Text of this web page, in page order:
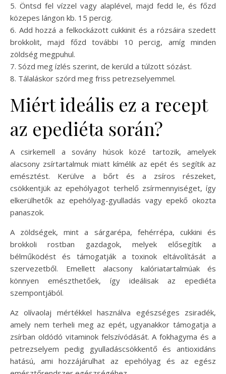
5. Öntsd fel vízzel vagy alaplével, majd fedd le, és főzd
közepes lángon kb. 15 percig.
6. Add hozzá a felkockázott cukkinit és a rózsáira szedett
brokkolit, majd főzd további 10 percig, amíg minden
zöldség megpuhul.
7. Sózd meg ízlés szerint, de kerüld a túlzott sózást.
8. Tálaláskor szórd meg friss petrezselyemmel.
Miért ideális ez a recept
az epediéta során?
A csirkemell a sovány húsok közé tartozik, amelyek
alacsony zsírtartalmuk miatt kímélik az epét és segítik az
emésztést. Kerülve a bőrt és a zsíros részeket,
csökkentjük az epehólyagot terhelő zsírmennyiséget, így
elkerülhetők az epehólyag-gyulladás vagy epekő okozta
panaszok.
A zöldségek, mint a sárgarépa, fehérrépa, cukkini és
brokkoli rostban gazdagok, melyek elősegítik a
bélműködést és támogatják a toxinok eltávolítását a
szervezetből. Emellett alacsony kalóriatartalmúak és
könnyen emészthetőek, így ideálisak az epediéta
szempontjából.
Az olívaolaj mértékkel használva egészséges zsiradék,
amely nem terheli meg az epét, ugyanakkor támogatja a
zsírban oldódó vitaminok felszívódását. A fokhagyma és a
petrezselyem pedig gyulladáscsökkentő és antioxidáns
hatású, ami hozzájárulhat az epehólyag és az egész